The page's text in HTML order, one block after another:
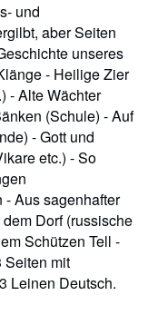
und
aber Seiten
unseres
- Heilige Zier
- Alte Wächter
(Schule) - Auf
- Gott und
etc.) - So
- Aus sagenhafter
Dorf (russische
Schützen Tell -
Seiten mit
Leinen Deutsch.